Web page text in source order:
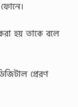
করা হয় তাকে বলে
প্রেরণ